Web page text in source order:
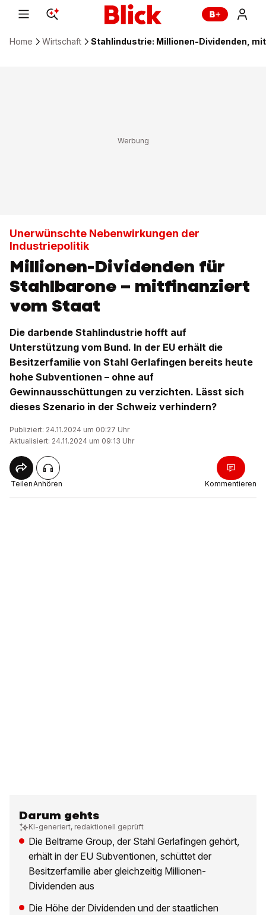
Home Wirtschaft Stahlindustrie: Millionen-Dividenden,
Unerwünschte Nebenwirkungen der
Industriepolitik
Millionen-Dividenden für
Stahlbarone – mitfinanziert
vom Staat
Die darbende Stahlindustrie hofft auf
Unterstützung vom Bund. In der EU erhält die
Besitzerfamilie von Stahl Gerlafingen bereits heute
hohe Subventionen – ohne auf
Gewinnausschüttungen zu verzichten. Lässt sich
dieses Szenario in der Schweiz verhindern?
Publiziert: 24.11.2024 um 00:27 Uhr
Aktualisiert: 24.11.2024 um 09:13 Uhr
TeilenAnhören Kommentieren
Darum gehts
KI-generiert, redaktionell geprüft
Die Beltrame Group, der Stahl Gerlafingen gehört,
erhält in der EU Subventionen, schüttet der
Besitzerfamilie aber gleichzeitig Millionen-
Dividenden aus
Die Höhe der Dividenden und der staatlichen